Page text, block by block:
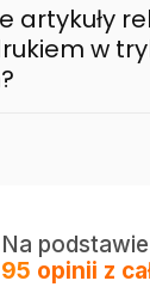
artykuły
w
Na podstawie
95 opinii z